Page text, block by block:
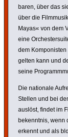
baren, über das
über die
Mayas« von dem
eine
dem
gelten kann und
seine
Die nationale
Stellen und bei
auslöst, findet im
be­kenntnis, wenn
erkennt und als